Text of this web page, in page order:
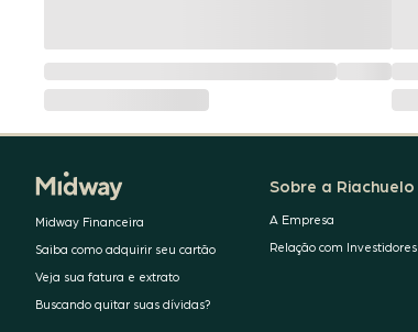
Midway Financeira
Saiba como adquirir seu cartão
Veja sua fatura e extrato
Buscando quitar suas dívidas?
Sobre a Riachuelo
A Empresa
Relação com Investidores